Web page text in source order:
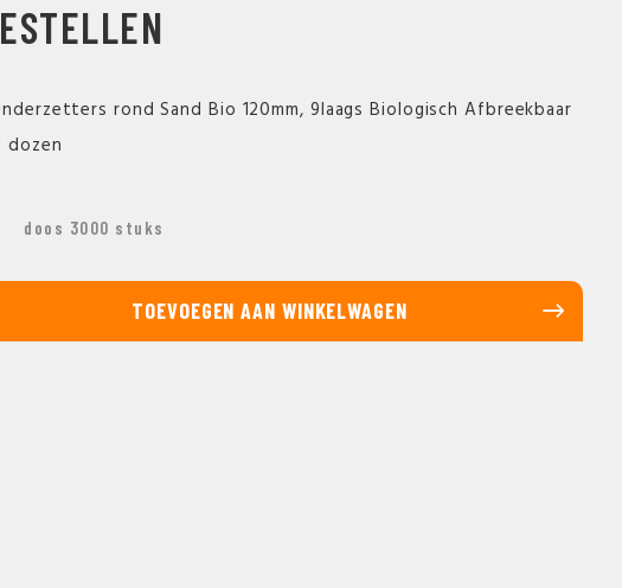
rond Sand Bio 120mm, 9laags Biologisch Afbreekbaar
dozen
doos 3000 stuks
TOEVOEGEN AAN WINKELWAGEN